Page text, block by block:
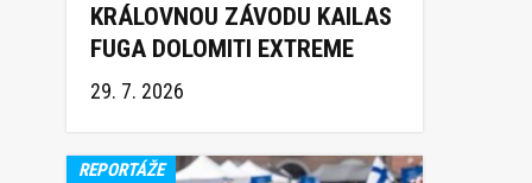
KRÁLOVNOU ZÁVODU KAILAS
FUGA DOLOMITI EXTREME
TRAIL 2026
29. 7. 2026
REPORTÁŽE